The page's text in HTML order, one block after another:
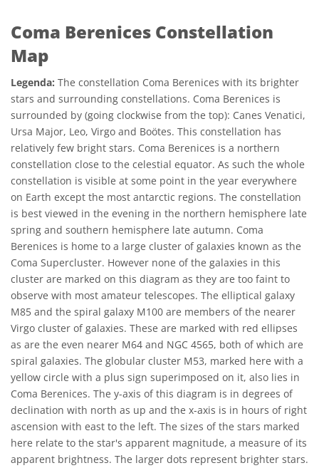
Coma Berenices Constellation
Map
Legenda: The constellation Coma Berenices with its brighter
stars and surrounding constellations. Coma Berenices is
surrounded by (going clockwise from the top): Canes Venatici,
Ursa Major, Leo, Virgo and Boötes. This constellation has
relatively few bright stars. Coma Berenices is a northern
constellation close to the celestial equator. As such the whole
constellation is visible at some point in the year everywhere
on Earth except the most antarctic regions. The constellation
is best viewed in the evening in the northern hemisphere late
spring and southern hemisphere late autumn. Coma
Berenices is home to a large cluster of galaxies known as the
Coma Supercluster. However none of the galaxies in this
cluster are marked on this diagram as they are too faint to
observe with most amateur telescopes. The elliptical galaxy
M85 and the spiral galaxy M100 are members of the nearer
Virgo cluster of galaxies. These are marked with red ellipses
as are the even nearer M64 and NGC 4565, both of which are
spiral galaxies. The globular cluster M53, marked here with a
yellow circle with a plus sign superimposed on it, also lies in
Coma Berenices. The y-axis of this diagram is in degrees of
declination with north as up and the x-axis is in hours of right
ascension with east to the left. The sizes of the stars marked
here relate to the star's apparent magnitude, a measure of its
apparent brightness. The larger dots represent brighter stars.